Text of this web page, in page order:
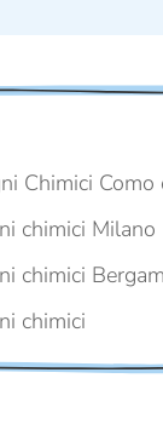
Chimici Como
chimici Milano
chimici
chimici